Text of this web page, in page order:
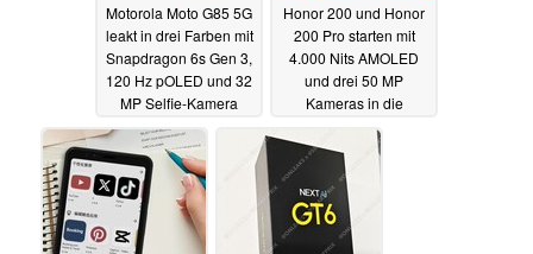
Motorola Moto G85 5G
leakt in drei Farben mit
Snapdragon 6s Gen 3,
120 Hz pOLED und 32
MP Selfie-Kamera
28.05.2024
Honor 200 und Honor
200 Pro starten mit
4.000 Nits AMOLED
und drei 50 MP
Kameras in die
Mittelklasse
27.05.2024